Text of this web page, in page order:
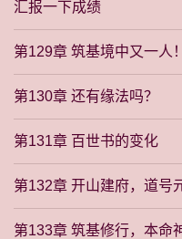
汇报一下成绩
第129章 筑基境中又一人！
第130章 还有缘法吗？
第131章 百世书的变化
第132章 开山建府，道号
第133章 筑基修行，本命